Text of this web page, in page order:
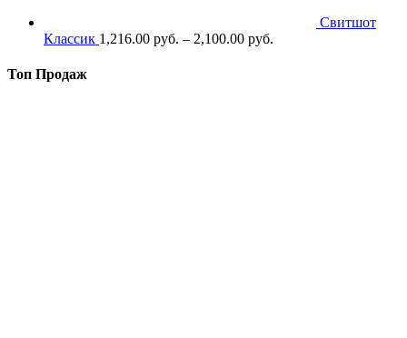
Свитшот
Классик 1,216.00 руб. – 2,100.00 руб.
Топ Продаж